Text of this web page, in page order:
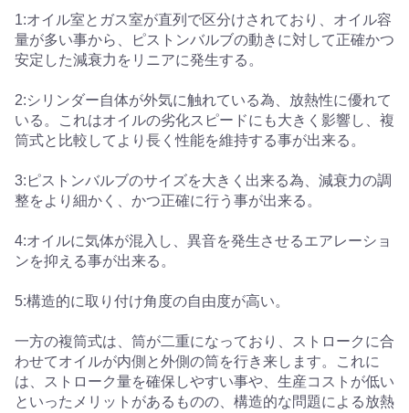
1:オイル室とガス室が直列で区分けされており、オイル容
量が多い事から、ピストンバルブの動きに対して正確かつ
安定した減衰力をリニアに発生する。
2:シリンダー自体が外気に触れている為、放熱性に優れて
いる。これはオイルの劣化スピードにも大きく影響し、複
筒式と比較してより長く性能を維持する事が出来る。
3:ピストンバルブのサイズを大きく出来る為、減衰力の調
整をより細かく、かつ正確に行う事が出来る。
4:オイルに気体が混入し、異音を発生させるエアレーショ
ンを抑える事が出来る。
5:構造的に取り付け角度の自由度が高い。
一方の複筒式は、筒が二重になっており、ストロークに合
わせてオイルが内側と外側の筒を行き来します。これに
は、ストローク量を確保しやすい事や、生産コストが低い
といったメリットがあるものの、構造的な問題による放熱